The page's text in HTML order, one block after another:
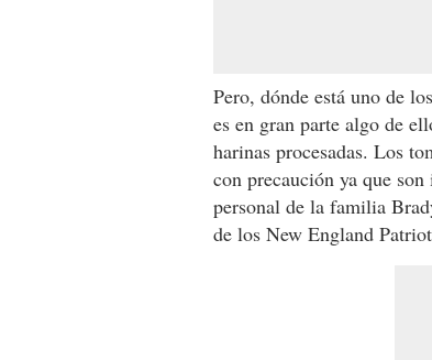
Pero, dónde está uno de
es en gran parte algo de
harinas procesadas. Los
con precaución ya que
personal de la familia
de los New England